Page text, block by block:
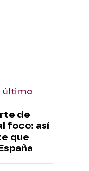
último
de
foco: así
que